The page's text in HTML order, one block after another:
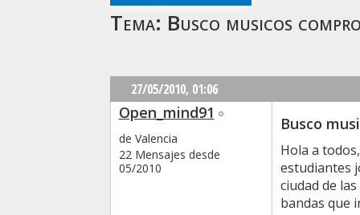
Tema: Busco musicos
27/05/2010, 01:06
Open_mind91
de Valencia
22 Mensajes desde
05/2010
Busco
Hola a
estudiantes
ciudad de
bandas que